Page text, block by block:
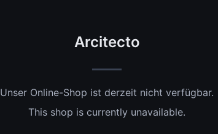
Arcitecto
Unser Online-Shop ist derzeit nicht verfügbar.
This shop is currently unavailable.